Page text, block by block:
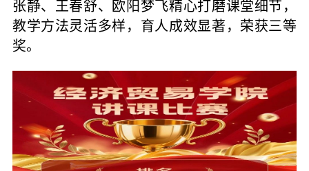
张静、王春舒、欧阳梦飞精心打磨课堂细节，
教学方法灵活多样，育人成效显著，荣获三等
奖。